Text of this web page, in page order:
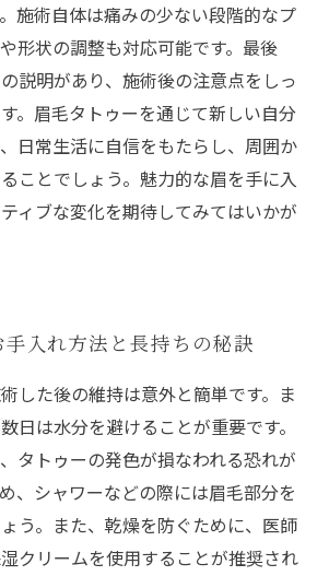
施術自体は痛みの少ない段階的なプ
形状の調整も対応可能です。最後
説明があり、施術後の注意点をしっ
。眉毛タトゥーを通じて新しい自分
日常生活に自信をもたらし、周囲か
ことでしょう。魅力的な眉を手に入
ィブな変化を期待してみてはいかが
入れ方法と長持ちの秘訣
した後の維持は意外と簡単です。ま
日は水分を避けることが重要です。
タトゥーの発色が損なわれる恐れが
、シャワーなどの際には眉毛部分を
う。また、乾燥を防ぐために、医師
クリームを使用することが推奨され